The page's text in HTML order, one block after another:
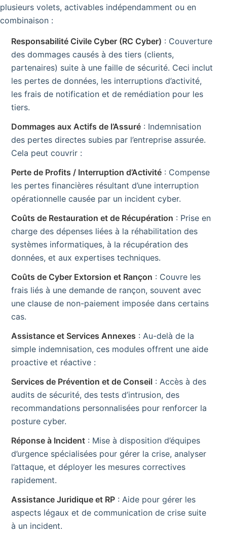
plusieurs volets, activables indépendamment ou en
combinaison :
Responsabilité Civile Cyber (RC Cyber) : Couverture
des dommages causés à des tiers (clients,
partenaires) suite à une faille de sécurité. Ceci inclut
les pertes de données, les interruptions d’activité,
les frais de notification et de remédiation pour les
tiers.
Dommages aux Actifs de l’Assuré : Indemnisation
des pertes directes subies par l’entreprise assurée.
Cela peut couvrir :
Perte de Profits / Interruption d’Activité : Compense
les pertes financières résultant d’une interruption
opérationnelle causée par un incident cyber.
Coûts de Restauration et de Récupération : Prise en
charge des dépenses liées à la réhabilitation des
systèmes informatiques, à la récupération des
données, et aux expertises techniques.
Coûts de Cyber Extorsion et Rançon : Couvre les
frais liés à une demande de rançon, souvent avec
une clause de non-paiement imposée dans certains
cas.
Assistance et Services Annexes : Au-delà de la
simple indemnisation, ces modules offrent une aide
proactive et réactive :
Services de Prévention et de Conseil : Accès à des
audits de sécurité, des tests d’intrusion, des
recommandations personnalisées pour renforcer la
posture cyber.
Réponse à Incident : Mise à disposition d’équipes
d’urgence spécialisées pour gérer la crise, analyser
l’attaque, et déployer les mesures correctives
rapidement.
Assistance Juridique et RP : Aide pour gérer les
aspects légaux et de communication de crise suite
à un incident.